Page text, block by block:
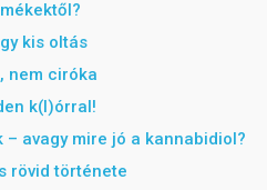
kis oltás
nem ciróka
k(l)órral!
– avagy mire jó a kannabidiol?
rövid története